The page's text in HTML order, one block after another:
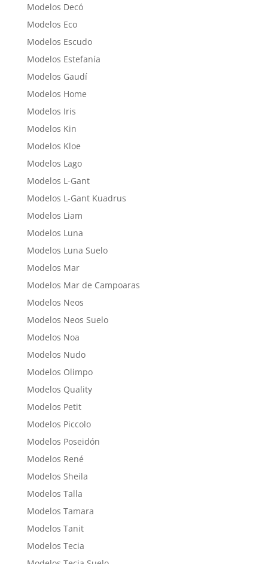
Modelos Decó
Modelos Eco
Modelos Escudo
Modelos Estefanía
Modelos Gaudí
Modelos Home
Modelos Iris
Modelos Kin
Modelos Kloe
Modelos Lago
Modelos L-Gant
Modelos L-Gant Kuadrus
Modelos Liam
Modelos Luna
Modelos Luna Suelo
Modelos Mar
Modelos Mar de Campoaras
Modelos Neos
Modelos Neos Suelo
Modelos Noa
Modelos Nudo
Modelos Olimpo
Modelos Quality
Modelos Petit
Modelos Piccolo
Modelos Poseidón
Modelos René
Modelos Sheila
Modelos Talla
Modelos Tamara
Modelos Tanit
Modelos Tecia